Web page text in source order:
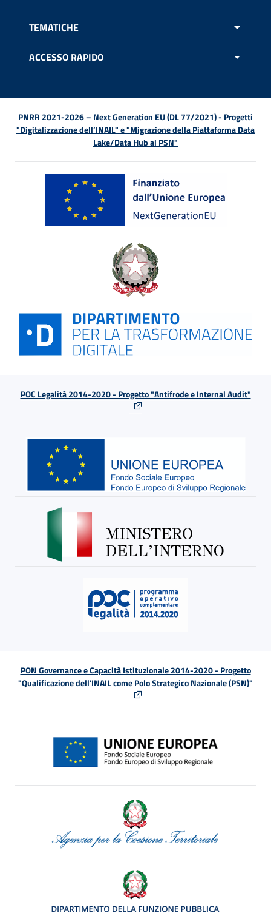
TEMATICHE
ACCESSO RAPIDO
PNRR 2021-2026 – Next Generation EU (DL 77/2021) - Progetti
"Digitalizzazione dell’INAIL" e "Migrazione della Piattaforma Data
Lake/Data Hub al PSN"
POC Legalità 2014-2020 - Progetto "Antifrode e Internal Audit"
PON Governance e Capacità Istituzionale 2014-2020 - Progetto
"Qualificazione dell'INAIL come Polo Strategico Nazionale (PSN)"